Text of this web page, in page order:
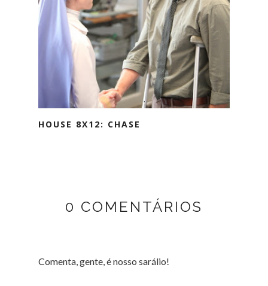
HOUSE 8X12: CHASE
0 COMENTÁRIOS
Comenta, gente, é nosso sarálio!